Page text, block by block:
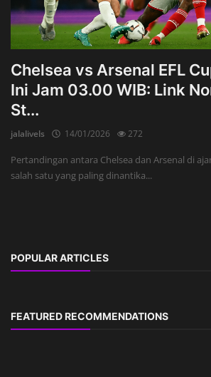
Chelsea vs Arsenal EFL
Ini Jam 03.00 WIB: Link
St...
jalalivels 14/01/2026 272
Pertandingan antara Chelsea dan Arsenal di
salah satu yang paling dinantika...
POPULAR ARTICLES
FEATURED RECOMMENDATIONS